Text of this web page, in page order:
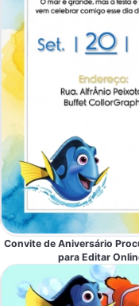
Convite de Aniversário
para Editar